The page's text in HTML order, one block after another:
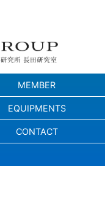
MEMBER
EQUIPMENTS
CONTACT